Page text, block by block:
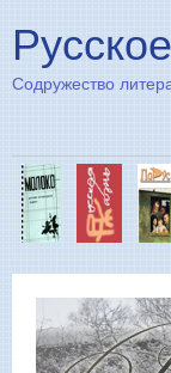
Содружество